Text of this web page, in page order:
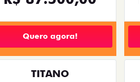
Quero agora!
TITANO